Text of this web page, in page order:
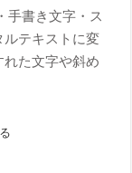
手書き文字・ス
ルテキストに変
た文字や斜め